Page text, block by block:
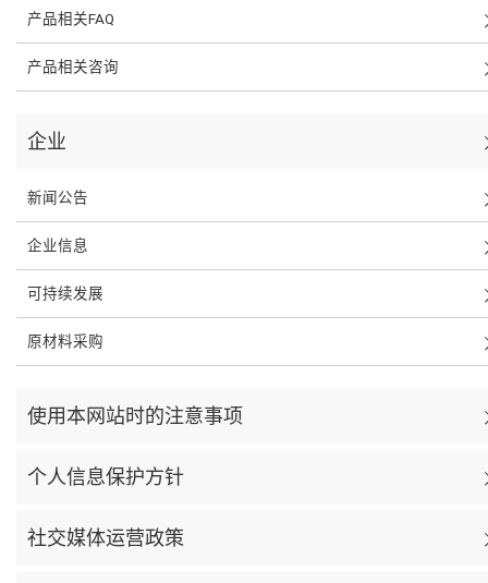
产品相关FAQ
产品相关咨询
企业
新闻公告
企业信息
可持续发展
原材料采购
使用本网站时的注意事项
个人信息保护方针
社交媒体运营政策